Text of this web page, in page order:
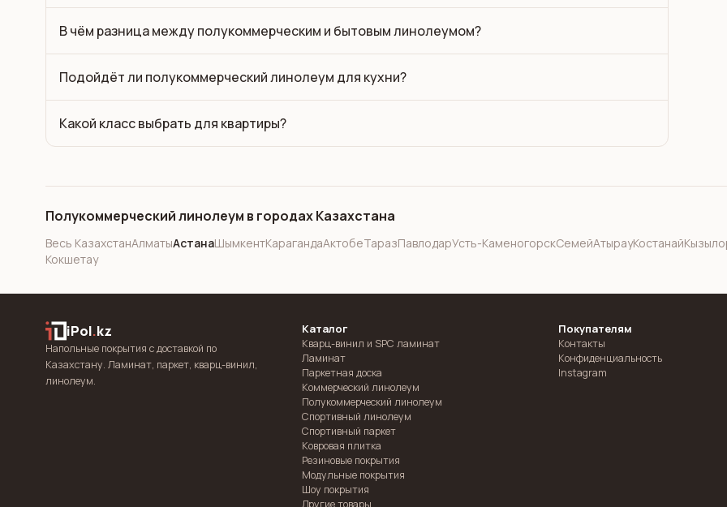
В чём разница между полукоммерческим и бытовым линолеумом?
Подойдёт ли полукоммерческий линолеум для кухни?
Какой класс выбрать для квартиры?
Полукоммерческий линолеум в городах Казахстана
Весь КазахстанАлматыАстанаШымкентКарагандаАктобеТаразПавлодарУсть-КаменогорскСемейАтырауКостанай
Кокшетау
iPol.kz
Напольные покрытия с доставкой по
Казахстану. Ламинат, паркет, кварц-винил,
линолеум.
Каталог
Кварц-винил и SPC ламинат
Ламинат
Паркетная доска
Коммерческий линолеум
Полукоммерческий линолеум
Спортивный линолеум
Спортивный паркет
Ковровая плитка
Резиновые покрытия
Модульные покрытия
Шоу покрытия
Другие товары
Покупателям
Контакты
Конфиденциальность
Instagram